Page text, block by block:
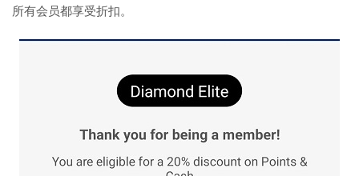
所有会员都享受折扣。